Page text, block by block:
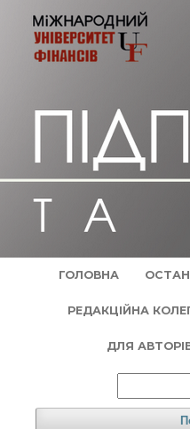
ГОЛОВНА
РЕДАКЦІЙНА
ДЛЯ